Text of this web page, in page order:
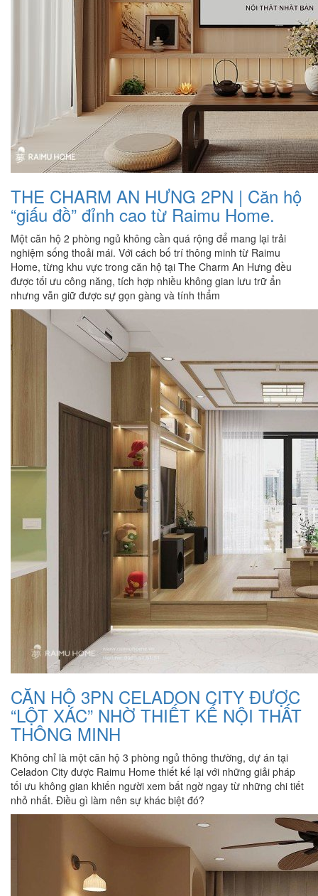
THE CHARM AN HƯNG 2PN | Căn hộ
“giấu đồ” đỉnh cao từ Raimu Home.
Một căn hộ 2 phòng ngủ không cần quá rộng để mang lại trải
nghiệm sống thoải mái. Với cách bố trí thông minh từ Raimu
Home, từng khu vực trong căn hộ tại The Charm An Hưng đều
được tối ưu công năng, tích hợp nhiều không gian lưu trữ ẩn
nhưng vẫn giữ được sự gọn gàng và tính thẩm
CĂN HỘ 3PN CELADON CITY ĐƯỢC
“LỘT XÁC” NHỜ THIẾT KẾ NỘI THẤT
THÔNG MINH
Không chỉ là một căn hộ 3 phòng ngủ thông thường, dự án tại
Celadon City được Raimu Home thiết kế lại với những giải pháp
tối ưu không gian khiến người xem bất ngờ ngay từ những chi tiết
nhỏ nhất. Điều gì làm nên sự khác biệt đó?